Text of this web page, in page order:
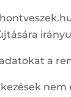
a